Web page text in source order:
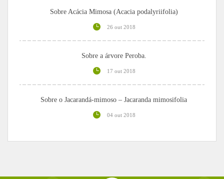
Sobre Acácia Mimosa (Acacia podalyriifolia)
26 out 2018
Sobre a árvore Peroba.
17 out 2018
Sobre o Jacarandá-mimoso – Jacaranda mimosifolia
04 out 2018